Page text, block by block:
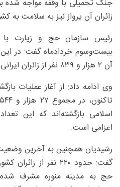
جنگ تحمیلی با وقفه مواجه شده
زائران آن پرواز نیز به سلامت به
رئیس سازمان حج و زیارت با
آن ۲ هزار و ۸۳۹ نفر از زائران ایرانی به کشور منتقل شدند.
وی ادامه داد: از آغاز عملیات
اعزامی است.
رشیدیان همچنین به آخرین وضعیت
گفت: حدود ۲۲۰ نفر از
حج به مدینه منوره مشرف